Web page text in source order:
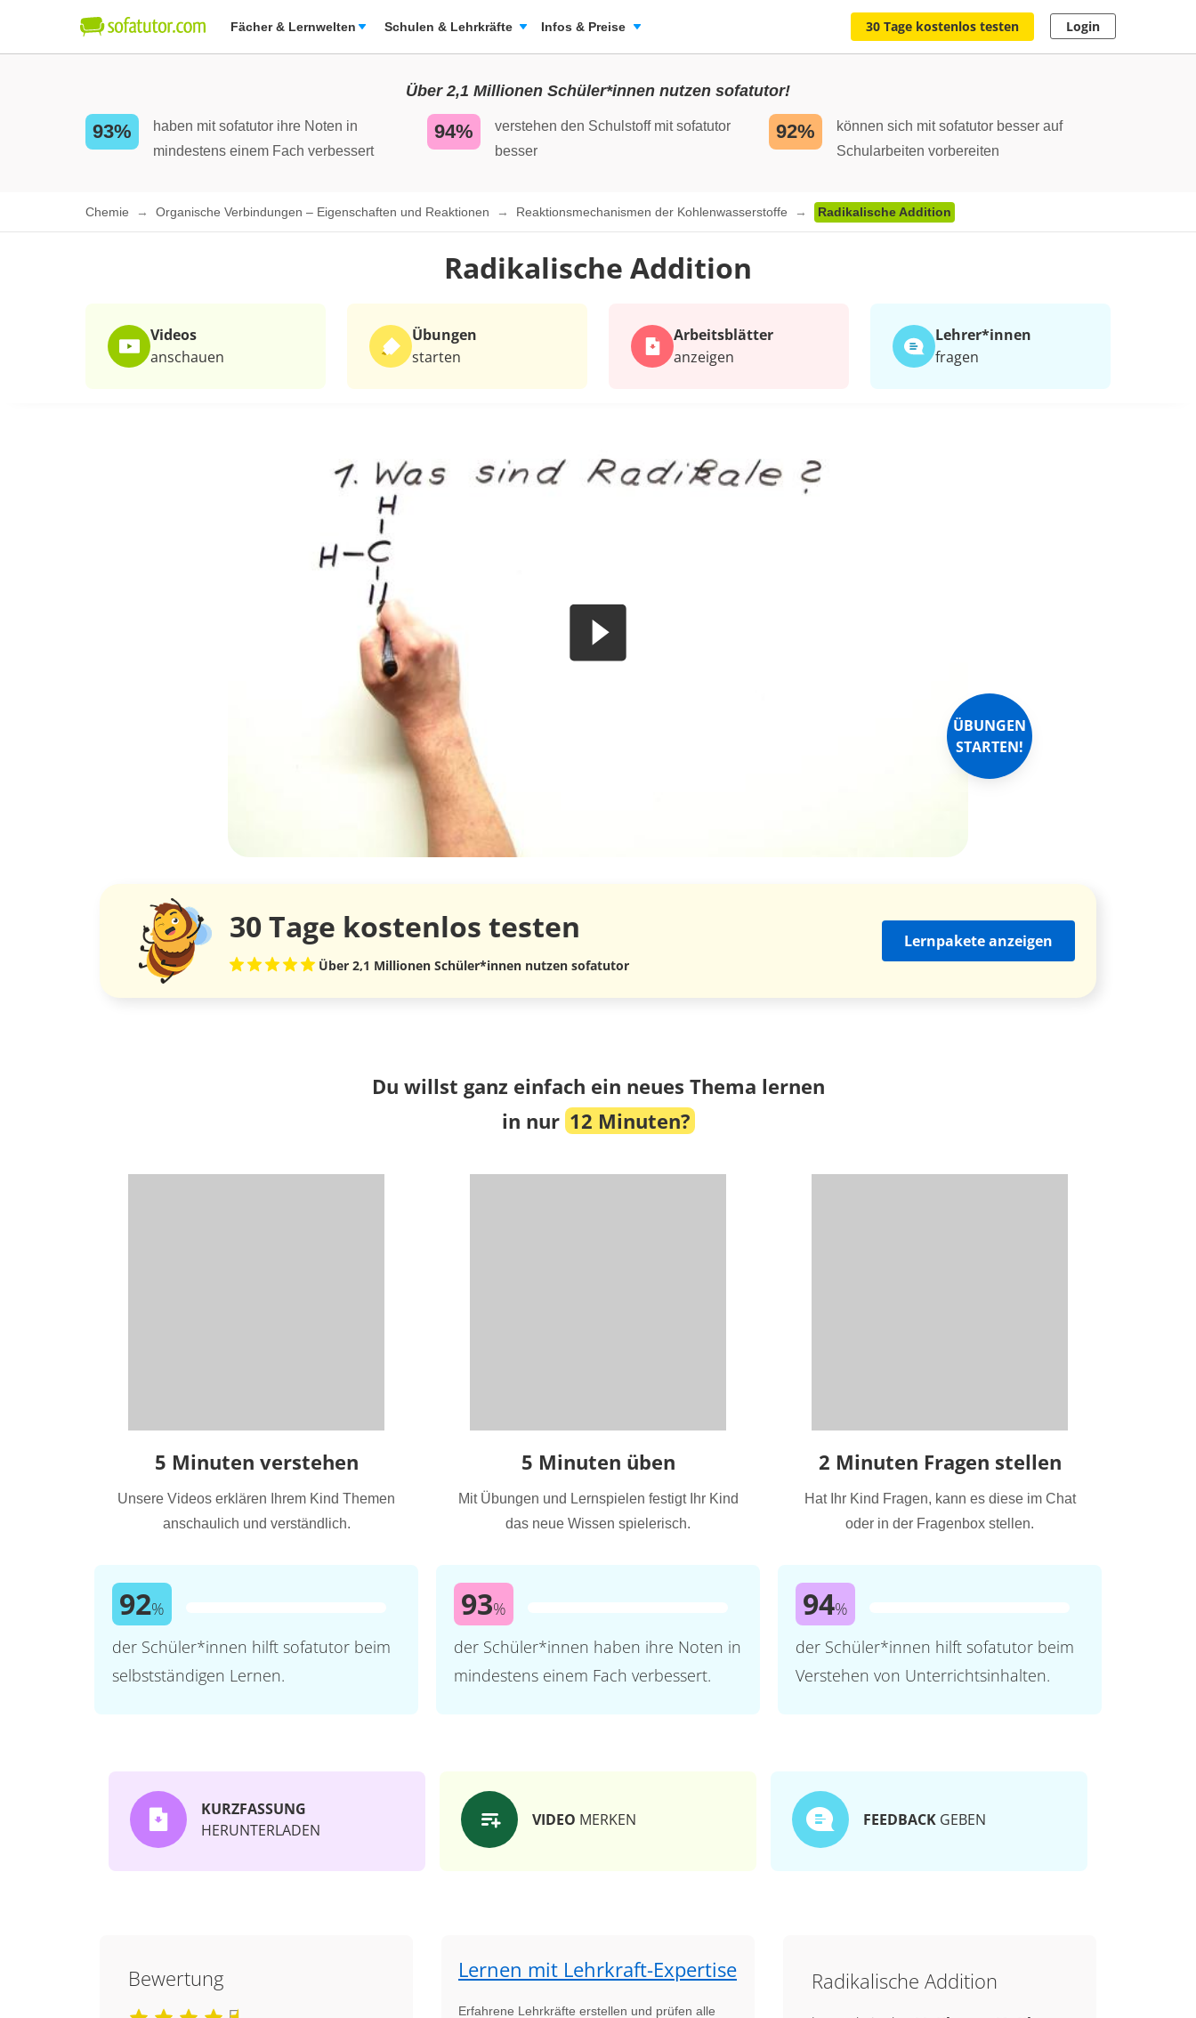
Fächer & Lernwelten Schulen & Lehrkräfte Infos & Preise 30 Tage kostenlos testen Login
Über 2,1 Millionen Schüler*innen nutzen sofatutor!
93%
haben mit sofatutor ihre Noten in
mindestens einem Fach verbessert
94%
verstehen den Schulstoff mit sofatutor
besser
92%
können sich mit sofatutor besser auf
Schularbeiten vorbereiten
Chemie Organische Verbindungen – Eigenschaften und Reaktionen Reaktionsmechanismen der Kohlenwasserstoffe Radikalische Addition
Radikalische Addition
Videos
anschauen
Übungen
starten
Arbeits­blätter
anzeigen
Lehrer*​innen
fragen
ÜBUNGEN
STARTEN!
30 Tage kostenlos testen
Über 2,1 Millionen Schüler*innen nutzen sofatutor
Lernpakete anzeigen
Du willst ganz einfach ein neues Thema lernen
in nur 12 Minuten?
5 Minuten verstehen
Unsere Videos erklären Ihrem Kind Themen
anschaulich und verständlich.
92%
der Schüler*innen hilft sofatutor beim
selbstständigen Lernen.
5 Minuten üben
Mit Übungen und Lernspielen festigt Ihr Kind
das neue Wissen spielerisch.
93%
der Schüler*innen haben ihre Noten in
mindestens einem Fach verbessert.
2 Minuten Fragen stellen
Hat Ihr Kind Fragen, kann es diese im Chat
oder in der Fragenbox stellen.
94%
der Schüler*innen hilft sofatutor beim
Verstehen von Unterrichtsinhalten.
KURZFASSUNG
HERUNTERLADEN
VIDEO MERKEN FEEDBACK GEBEN
Bewertung Lernen mit Lehrkraft-Expertise
Erfahrene Lehrkräfte erstellen und prüfen alle
Radikalische Addition